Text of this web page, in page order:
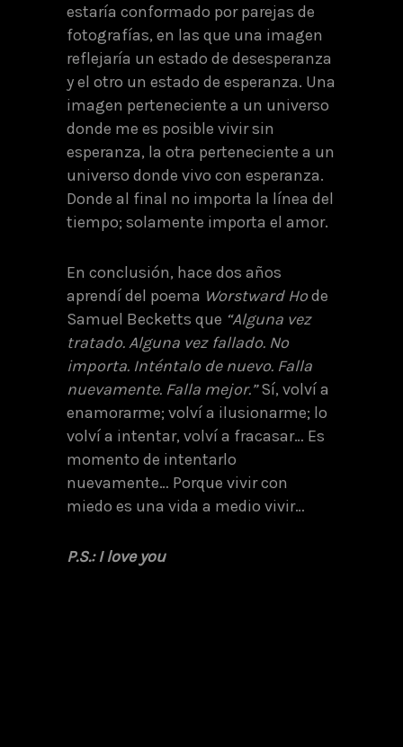
estaría conformado por parejas de
fotografías, en las que una imagen
reflejaría un estado de desesperanza
y el otro un estado de esperanza. Una
imagen perteneciente a un universo
donde me es posible vivir sin
esperanza, la otra perteneciente a un
universo donde vivo con esperanza.
Donde al final no importa la línea del
tiempo; solamente importa el amor.
En conclusión, hace dos años
aprendí del poema Worstward Hode
Samuel Becketts que “Alguna vez
tratado. Alguna vez fallado. No
importa. Inténtalo de nuevo. Falla
nuevamente. Falla mejor.”Sí, volví a
enamorarme; volví a ilusionarme; lo
volví a intentar, volví a fracasar… Es
momento de intentarlo
nuevamente… Porque vivir con
miedo es una vida a medio vivir…
P.S.: I love you